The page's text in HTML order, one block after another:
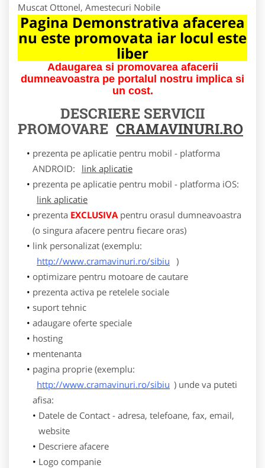
Muscat Ottonel, Amestecuri Nobile
Pagina Demonstrativa afacerea
nu este promovata iar locul este
liber
Adaugarea si promovarea afacerii
dumneavoastra pe portalul nostru implica si
un cost.
DESCRIERE SERVICII
PROMOVARE CRAMAVINURI.RO
prezenta pe aplicatie pentru mobil - platforma
ANDROID:
link aplicatie
prezenta pe aplicatie pentru mobil - platforma iOS:
link aplicatie
prezenta EXCLUSIVApentru orasul dumneavoastra
(o singura afacere pentru fiecare oras)
link personalizat (exemplu:
http://www.cramavinuri.ro/sibiu )
optimizare pentru motoare de cautare
prezenta activa pe retelele sociale
suport tehnic
adaugare oferte speciale
hosting
mentenanta
pagina proprie (exemplu:
http://www.cramavinuri.ro/sibiu ) unde va puteti
afisa:
Datele de Contact - adresa, telefoane, fax, email,
website
Descriere afacere
Logo companie